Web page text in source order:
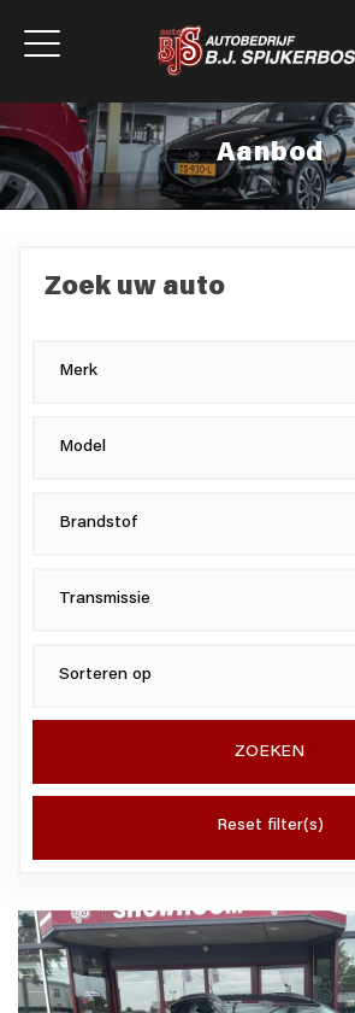
Aanbod
Zoek uw auto
ZOEKEN
Reset filter(s)